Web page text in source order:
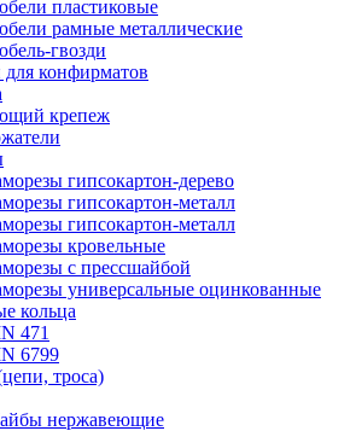
пластиковые
рамные металлические
гвозди
конфирматов
крепеж
гипсокартон-дерево
гипсокартон-металл
гипсокартон-металл
кровельные
с прессшайбой
универсальные оцинкованные
кольца
471
6799
троса)
нержавеющие